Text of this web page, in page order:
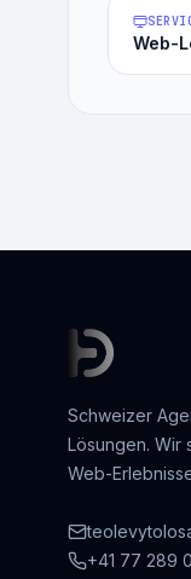
Web-
Schweizer
Lösungen. Wir
Web-
+41 77 289